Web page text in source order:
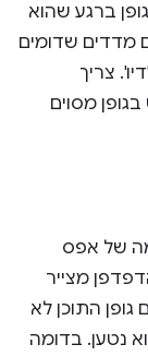
ברגע שהוא
מדדים שדומים
צריך
מסוים
של אפס
מצייר
התוכן לא
נטען. בדומה